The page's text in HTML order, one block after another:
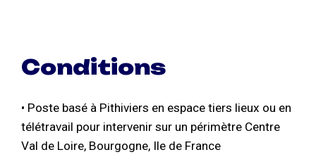
Conditions
• Poste basé à Pithiviers en espace tiers lieux ou en
télétravail pour intervenir sur un périmètre Centre
Val de Loire, Bourgogne, Ile de France